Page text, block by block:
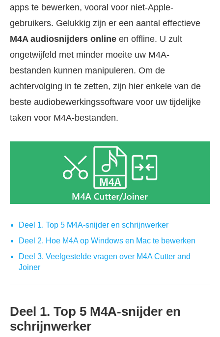
apps te bewerken, vooral voor niet-Apple-
gebruikers. Gelukkig zijn er een aantal effectieve
M4A audiosnijders online en offline. U zult
ongetwijfeld met minder moeite uw M4A-
bestanden kunnen manipuleren. Om de
achtervolging in te zetten, zijn hier enkele van de
beste audiobewerkingssoftware voor uw tijdelijke
taken voor M4A-bestanden.
Deel 1. Top 5 M4A-snijder en schrijnwerker
Deel 2. Hoe M4A op Windows en Mac te bewerken
Deel 3. Veelgestelde vragen over M4A Cutter and
Joiner
Deel 1. Top 5 M4A-snijder en
schrijnwerker